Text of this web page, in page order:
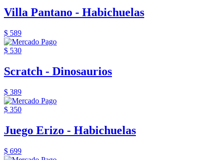
Villa Pantano - Habichuelas
$ 589
$ 530
Scratch - Dinosaurios
$ 389
$ 350
Juego Erizo - Habichuelas
$ 699